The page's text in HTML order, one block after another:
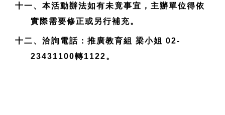
十一、本活動辦法如有未竟事宜，主辦單位得依
實際需要修正或另行補充。
十二、洽詢電話：推廣教育組 梁小姐 02-
23431100轉1122。